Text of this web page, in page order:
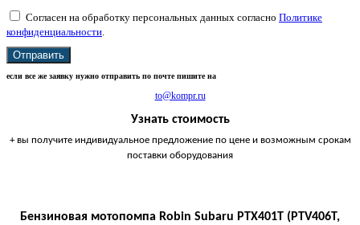
Согласен на обработку персональных данных согласно Политике
конфиденциальности
Отправить
если все же заявку нужно отправить по почте пишите на
to@kompr.ru
Узнать стоимость
+ вы получите индивидуальное предложение по цене и возможным срокам
поставки оборудования
Бензиновая мотопомпа Robin Subaru PTX401T (PTV406T,